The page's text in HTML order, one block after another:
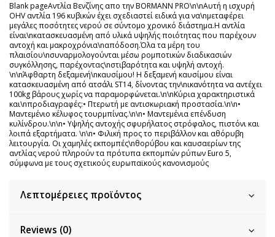
Blank pageΑντλία Βενζίνης απο την BORMANN PRO\n\nΑυτή η ισχυρή
OHV αντλία 196 κυβικών έχει σχεδιαστεί ειδικά για να\nμεταφέρει
μεγάλες ποσότητες νερού σε σύντομο χρονικό διάστημα.Η αντλία
είναι\nκατασκευασμένη από υλικά υψηλής ποιότητας που παρέχουν
αντοχή και μακροχρόνια\nαπόδοση.Όλα τα μέρη του
πλαισίου\nσυναρμολογούνται μέσω ρομποτικών διαδικασιών
συγκόλλησης, παρέχοντας\nστιβαρότητα και υψηλή αντοχή.
\n\nΆφθαρτη δεξαμενή\nκαυσίμου! Η δεξαμενή καυσίμου είναι
κατασκευασμένη από ατσάλι ST14, δίνοντας την\nικανότητα να αντέχει
100kg βάρους χωρίς να παραμορφώνεται.\n\nΚύρια χαρακτηριστικά
και\nπροδιαγραφές:• Πτερωτή με αντισκωριακή προστασία.\n\n•
Μαντεμένιο κέλυφος τουρμπίνας.\n\n• Μαντεμένια επένδυση
κυλίνδρου.\n\n• Υψηλής αντοχής σφυρήλατος στρόφαλος, πιστόνι και
λοιπά εξαρτήματα. \n\n• Φιλική προς το περιβάλλον και αθόρυβη
λειτουργία. Οι χαμηλές εκπομπές\nθορύβου και καυσαερίων της
αντλίας νερού πληρούν τα πρότυπα εκπομπών ρύπων Euro 5,
σύμφωνα με τους σχετικούς ευρωπαϊκούς κανονισμούς
Λεπτομέρειες προϊόντος
Reviews (0)